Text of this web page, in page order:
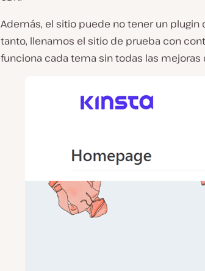
Además, el sitio puede no tener un plugin
tanto, llenamos el sitio de prueba con
funciona cada tema sin todas las